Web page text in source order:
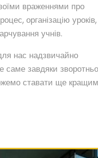
враженнями про
організацію уроків,
учнів.
нас надзвичайно
саме завдяки
ставати ще